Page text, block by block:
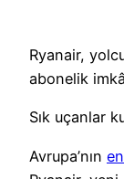
Ryanair,
abonelik
Sık uçanlar
Avrupa’nın